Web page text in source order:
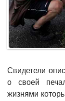
Свидетели
о своей
жизнями